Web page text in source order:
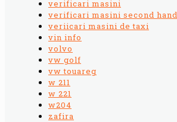
verificari masini
verificari masini second hand
veriicari masini de taxi
vin info
volvo
vw golf
vw touareg
w 211
w 221
w204
zafira